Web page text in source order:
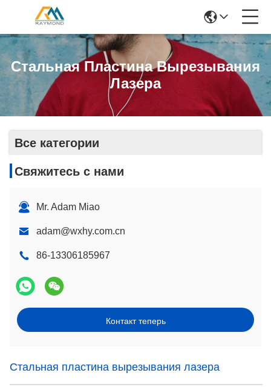
Стальная Пластина Вырезывания
Лазера
Все категории
Свяжитесь с нами
Mr. Adam Miao
adam@wxhy.com.cn
86-13306185967
Контакт теперь
Стальная пластина вырезывания лазера